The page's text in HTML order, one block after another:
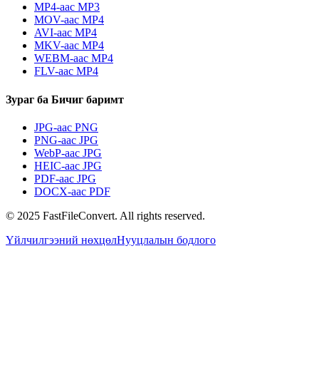
MP4-аас MP3
MOV-аас MP4
AVI-аас MP4
MKV-аас MP4
WEBM-аас MP4
FLV-аас MP4
Зураг ба Бичиг баримт
JPG-аас PNG
PNG-аас JPG
WebP-аас JPG
HEIC-аас JPG
PDF-аас JPG
DOCX-аас PDF
© 2025 FastFileConvert. All rights reserved.
Үйлчилгээний нөхцөлНууцлалын бодлого